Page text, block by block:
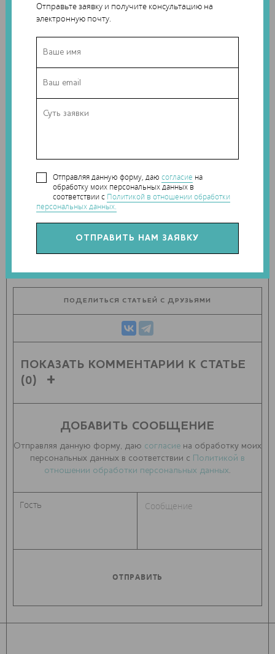
Отправьте заявку и получите консультацию на
электронную почту.
Отправляя данную форму, даюсогласие на
обработку моих персональных данных в
соответствии с Политикой в отношении обработки
персональных данных.
велосипедистов, строители испытали мост грузом в 5
тонн, и он выдержал. Создатели ожидают, что по новому
мосту будут ежедневно проезжать сотни людей.
Эйндховена
Наши новости в telegram канале:
t.me/Techart_CaseStudy
ПОДЕЛИТЬСЯ СТАТЬЕЙ С ДРУЗЬЯМИ
ПОКАЗАТЬ КОММЕНТАРИИ К СТАТЬЕ
(0)
ДОБАВИТЬ СООБЩЕНИЕ
Отправляя данную форму, даю согласие на обработку моих
персональных данных в соответствии с Политикой в
отношении обработки персональных данных.